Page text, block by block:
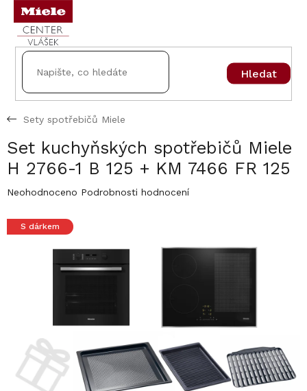
Přejít
obsah
Hledat
Sety spotřebičů Miele
Set kuchyňských spotřebičů Miele
H 2766-1 B 125 + KM 7466 FR 125
Průměrné
produktu
Neohodnoceno Podrobnosti hodnocení
S dárkem